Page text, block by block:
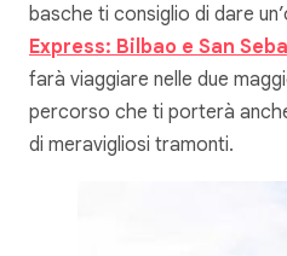
basche ti consiglio di dare
Express: Bilbao e San
farà viaggiare nelle due
percorso che ti porterà
di meravigliosi tramonti.